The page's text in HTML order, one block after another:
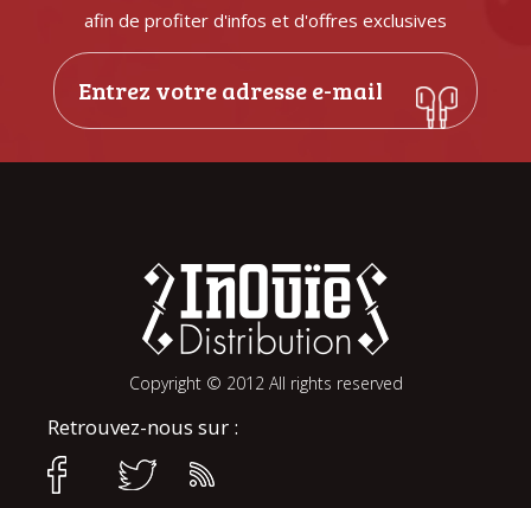
afin de profiter d'infos et d'offres exclusives
Copyright © 2012 All rights reserved
Retrouvez-nous sur :